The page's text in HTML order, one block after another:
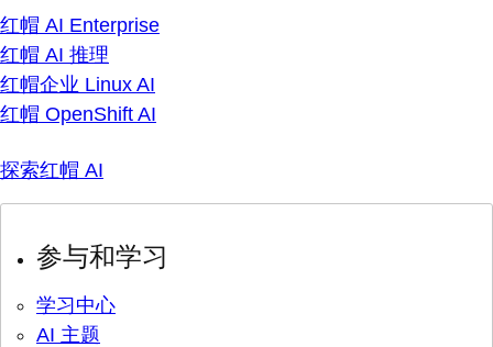
红帽 AI Enterprise
红帽 AI 推理
红帽企业 Linux AI
红帽 OpenShift AI
探索红帽 AI
参与和学习
学习中心
AI 主题